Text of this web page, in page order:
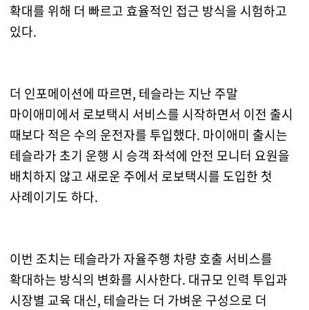
확대를 위해 더 빠르고 효율적인 접근 방식을 시험하고
있다.
더 인포메이션에 따르면, 테슬라는 지난 주말
마이애미에서 로보택시 서비스를 시작하면서 이전 출시
때보다 적은 수의 운전자를 투입했다. 마이애미 출시는
테슬라가 초기 운행 시 승객 좌석에 안전 모니터 요원을
배치하지 않고 새로운 주에서 로보택시를 도입한 첫
사례이기도 하다.
이번 조치는 테슬라가 자율주행 차량 호출 서비스를
확대하는 방식의 변화를 시사한다. 대규모 인력 투입과
시장별 교육 대신, 테슬라는 더 가벼운 구성으로 더